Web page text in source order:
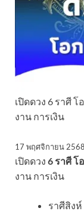
เปิดดวง 6 ราศี
งาน การเงิน
17 พฤศจิกายน 2568
เปิดดวง 6 ราศี โ
งาน การเงิน
ราศีสิงห์